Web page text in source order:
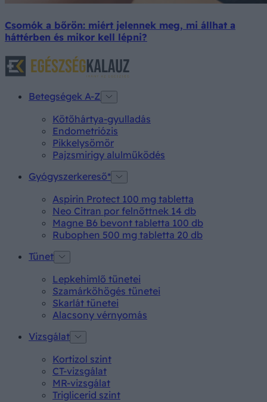
Csomók a bőrön: miért jelennek meg, mi állhat a
háttérben és mikor kell lépni?
Betegségek A-Z
Kötőhártya-gyulladás
Endometriózis
Pikkelysömör
Pajzsmirigy alulműködés
Gyógyszerkereső*
Aspirin Protect 100 mg tabletta
Neo Citran por felnőttnek 14 db
Magne B6 bevont tabletta 100 db
Rubophen 500 mg tabletta 20 db
Tünet
Lepkehimlő tünetei
Szamárköhögés tünetei
Skarlát tünetei
Alacsony vérnyomás
Vizsgálat
Kortizol szint
CT-vizsgálat
MR-vizsgálat
Triglicerid szint